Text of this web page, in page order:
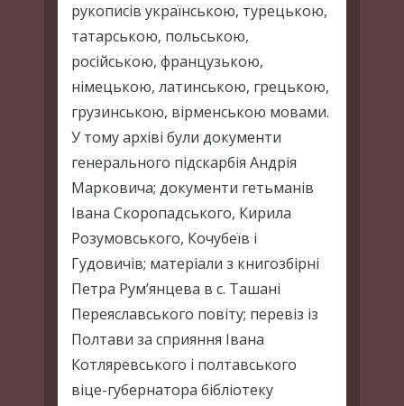
рукописів українською, турецькою,
татарською, польською,
російською, французькою,
німецькою, латинською, грецькою,
грузинською, вірменською мовами.
У тому архіві були документи
генерального підскарбія Андрія
Марковича; документи гетьманів
Івана Скоропадського, Кирила
Розумовського, Кочубеїв і
Гудовичів; матеріали з книгозбірні
Петра Рум’янцева в с. Ташані
Переяславського повіту; перевіз із
Полтави за сприяння Івана
Котляревського і полтавського
віце-губернатора бібліотеку